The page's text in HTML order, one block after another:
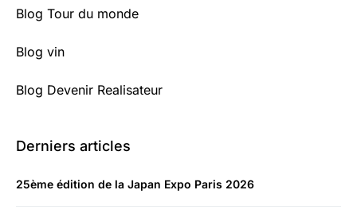
Blog Tour du monde
Blog vin
Blog Devenir Realisateur
Derniers articles
25ème édition de la Japan Expo Paris 2026